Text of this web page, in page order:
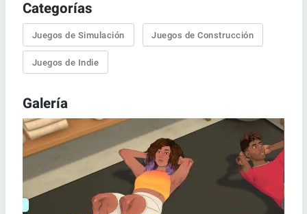
Categorías
Juegos de Simulación Juegos de Construcción
Juegos de Indie
Galería